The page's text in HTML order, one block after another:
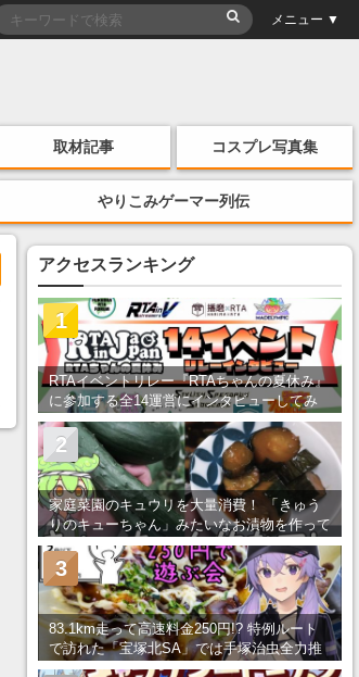
メニュー ▼
取材記事 コスプレ写真集
やりこみゲーマー列伝
アクセスランキング
RTAイベントリレー『RTAちゃんの夏休み』
に参加する全14運営にインタビューしてみ
た！ 「RTA in Japan」のチャンネルの貸し
出しを利用し8/9から1週間にわたって開催
1
家庭菜園のキュウリを大量消費！ 「きゅう
りのキューちゃん」みたいなお漬物を作って
みた
2
83.1km走って高速料金250円!? 特例ルート
で訪れた「宝塚北SA」では手塚治虫全力推
し＆関西グルメが楽しめる！
3